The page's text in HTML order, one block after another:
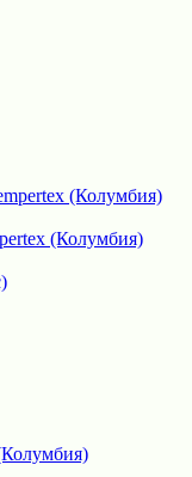
(Колумбия)